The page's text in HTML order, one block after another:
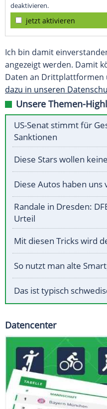
deaktivieren.
jetzt aktivieren
Ich bin damit
angezeigt werden. Damit
Daten an
dazu in unseren
Unsere Themen-
US-Senat stimmt für
Sanktionen
Diese Stars wollen
Diese Autos haben uns
Randale in Dresden:
Urteil
Mit diesen Tricks wird
So nutzt man alte
Das ist typisch
Datencenter